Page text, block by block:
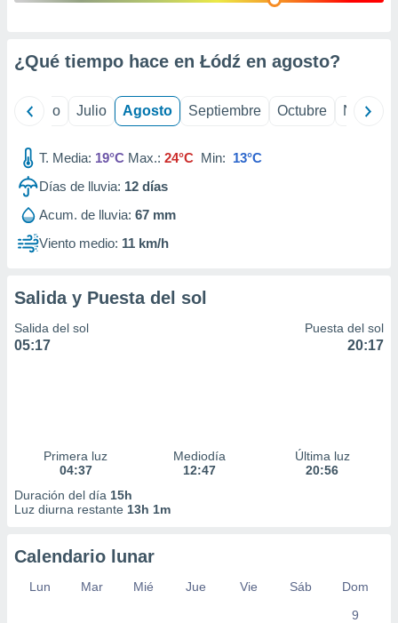
publicidad
de
¿Qué tiempo hace en Łódź en agosto?
Junio Julio Agosto Septiembre Octubre
T. Media: 19°C Max.: 24°C Min: 13°C
Días de lluvia: 12 días
Acum. de lluvia: 67 mm
Viento medio: 11 km/h
Salida y Puesta del sol
Salida del sol
05:17
Puesta del sol
20:17
Primera luz
04:37
Mediodía
12:47
Última luz
20:56
Duración del día 15h
Luz diurna restante 13h 1m
Calendario lunar
Lun Mar Mié Jue Vie Sáb
Dom
9